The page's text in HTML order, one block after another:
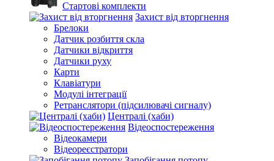
Стартові комплекти
Захист від вторгнення
Брелоки
Датчик розбиття скла
Датчики відкриття
Датчики руху
Карти
Клавіатури
Модулі інтеграції
Ретранслятори (підсилювачі сигналу)
Централі (хаби)
Відеоспостереження
Відеокамери
Відеореєстратори